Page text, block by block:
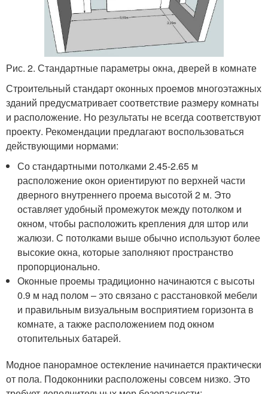
Рис. 2. Стандартные параметры окна, дверей в комнате
Строительный стандарт оконных проемов многоэтажных
зданий предусматривает соответствие размеру комнаты
и расположение. Но результаты не всегда соответствуют
проекту. Рекомендации предлагают воспользоваться
действующими нормами:
Со стандартными потолками 2.45-2.65 м
расположение окон ориентируют по верхней части
дверного внутреннего проема высотой 2 м. Это
оставляет удобный промежуток между потолком и
окном, чтобы расположить крепления для штор или
жалюзи. С потолками выше обычно используют более
высокие окна, которые заполняют пространство
пропорционально.
Оконные проемы традиционно начинаются с высоты
0.9 м над полом – это связано с расстановкой мебели
и правильным визуальным восприятием горизонта в
комнате, а также расположением под окном
отопительных батарей.
Модное панорамное остекление начинается практически
от пола. Подоконники расположены совсем низко. Это